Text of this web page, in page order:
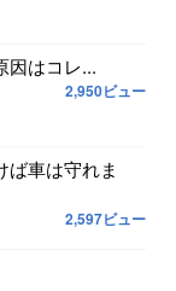
因はコレ...
2,950ビュー
ば車は守れま
2,597ビュー